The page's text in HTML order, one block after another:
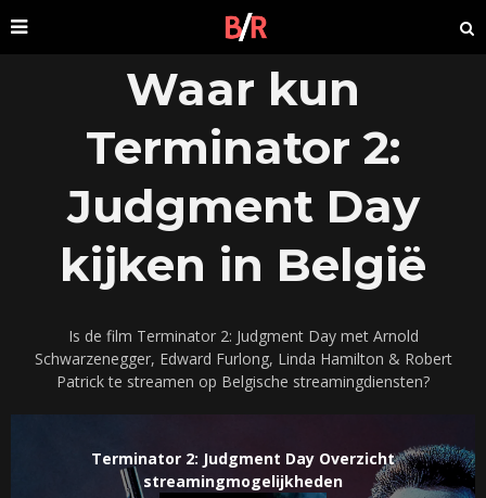
Waar kun
Terminator 2:
Judgment Day
kijken in België
Is de film Terminator 2: Judgment Day met Arnold
Schwarzenegger, Edward Furlong, Linda Hamilton & Robert
Patrick te streamen op Belgische streamingdiensten?
Terminator 2: Judgment Day Overzicht
streamingmogelijkheden